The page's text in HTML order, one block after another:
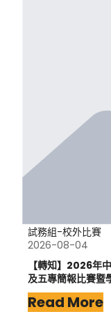
試務組-校外比賽
2026-08-04
【轉知】2026年
及五專簡報比賽暨
Read More